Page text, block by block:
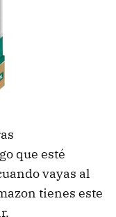
que esté
vayas al
tienes este